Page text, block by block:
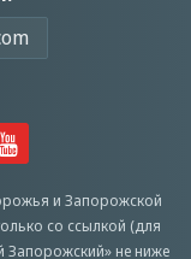
и Запорожской
со ссылкой (для
Запорожский» не ниже